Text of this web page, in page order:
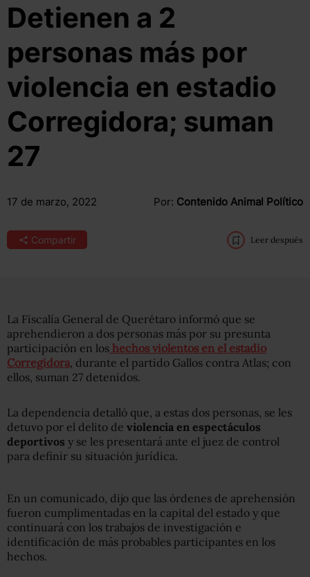
Detienen a 2
personas más por
violencia en estadio
Corregidora; suman
27
17 de marzo, 2022 Por: Contenido Animal Político
Compartir Leer después
La Fiscalía General de Querétaro informó que se
aprehendieron a dos personas más por su presunta
participación en los hechos violentos en el estadio
Corregidora, durante el partido Gallos contra Atlas; con
ellos, suman 27 detenidos.
La dependencia detalló que, a estas dos personas, se les
detuvo por el delito de violencia en espectáculos
deportivos y se les presentará ante el juez de control
para definir su situación jurídica.
En un comunicado, dijo que las órdenes de aprehensión
fueron cumplimentadas en la capital del estado y que
continuará con los trabajos de investigación e
identificación de más probables participantes en los
hechos.